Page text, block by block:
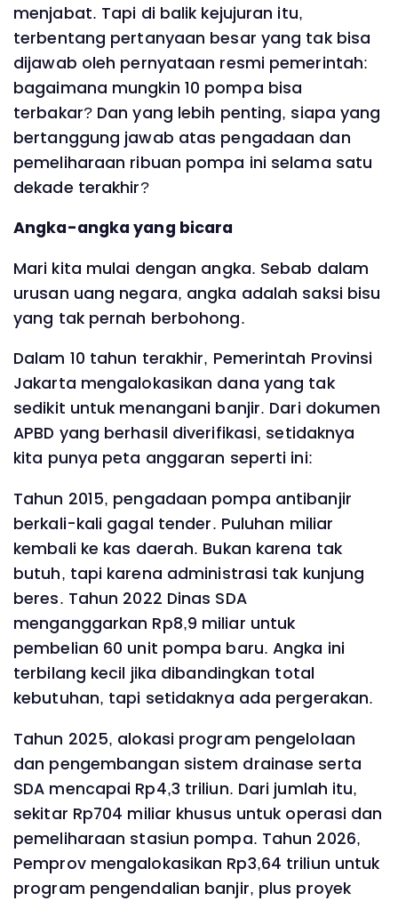
menjabat. Tapi di balik kejujuran itu,
terbentang pertanyaan besar yang tak bisa
dijawab oleh pernyataan resmi pemerintah:
bagaimana mungkin 10 pompa bisa
terbakar? Dan yang lebih penting, siapa yang
bertanggung jawab atas pengadaan dan
pemeliharaan ribuan pompa ini selama satu
dekade terakhir?
Angka-angka yang bicara
Mari kita mulai dengan angka. Sebab dalam
urusan uang negara, angka adalah saksi bisu
yang tak pernah berbohong.
Dalam 10 tahun terakhir, Pemerintah Provinsi
Jakarta mengalokasikan dana yang tak
sedikit untuk menangani banjir. Dari dokumen
APBD yang berhasil diverifikasi, setidaknya
kita punya peta anggaran seperti ini:
Tahun 2015, pengadaan pompa antibanjir
berkali-kali gagal tender. Puluhan miliar
kembali ke kas daerah. Bukan karena tak
butuh, tapi karena administrasi tak kunjung
beres. Tahun 2022 Dinas SDA
menganggarkan Rp8,9 miliar untuk
pembelian 60 unit pompa baru. Angka ini
terbilang kecil jika dibandingkan total
kebutuhan, tapi setidaknya ada pergerakan.
Tahun 2025, alokasi program pengelolaan
dan pengembangan sistem drainase serta
SDA mencapai Rp4,3 triliun. Dari jumlah itu,
sekitar Rp704 miliar khusus untuk operasi dan
pemeliharaan stasiun pompa. Tahun 2026,
Pemprov mengalokasikan Rp3,64 triliun untuk
program pengendalian banjir, plus proyek